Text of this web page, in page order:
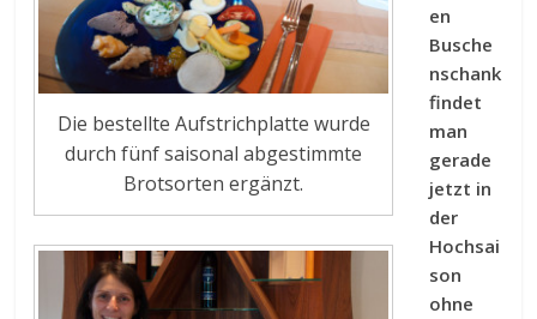
Die bestellte Aufstrichplatte wurde
durch fünf saisonal abgestimmte
Brotsorten ergänzt.
en
Busche
nschank
findet
man
gerade
jetzt in
der
Hochsai
son
ohne